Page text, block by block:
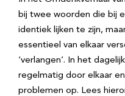
bij twee woorden die bij
identiek lijken te zijn,
essentieel van elkaar
‘verlangen’. In het
regelmatig door elkaar
problemen op. Lees